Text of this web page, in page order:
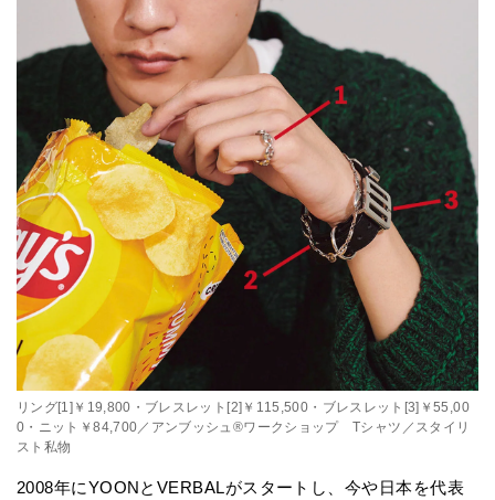
リング[1]￥19,800・ブレスレット[2]￥115,500・ブレスレット[3]￥55,00
0・ニット￥84,700／アンブッシュ®ワークショップ Tシャツ／スタイリ
スト私物
2008年にYOONとVERBALがスタートし、今や日本を代表